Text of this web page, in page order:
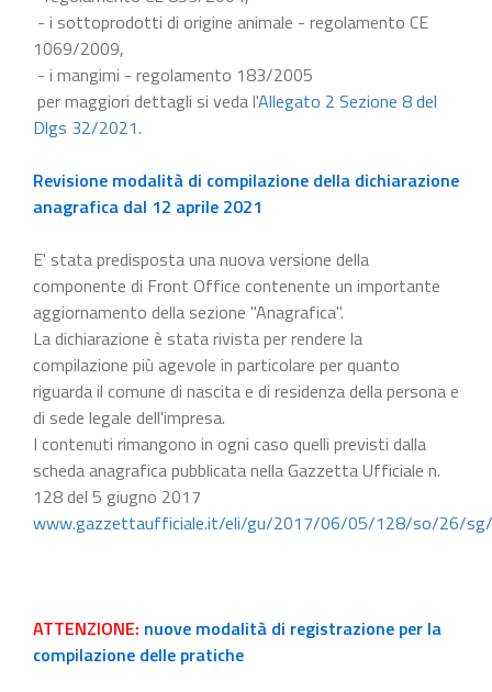
- i sottoprodotti di origine animale - regolamento CE
1069/2009,
- i mangimi - regolamento 183/2005
per maggiori dettagli si veda l'Allegato 2 Sezione 8 del
Dlgs 32/2021.
Revisione modalità di compilazione della dichiarazione
anagrafica dal 12 aprile 2021
E' stata predisposta una nuova versione della
componente di Front Office contenente un importante
aggiornamento della sezione "Anagrafica".
La dichiarazione è stata rivista per rendere la
compilazione più agevole in particolare per quanto
riguarda il comune di nascita e di residenza della persona e
di sede legale dell'impresa.
I contenuti rimangono in ogni caso quelli previsti dalla
scheda anagrafica pubblicata nella Gazzetta Ufficiale n.
128 del 5 giugno 2017
www.gazzettaufficiale.it/eli/gu/2017/06/05/128/so/26/
ATTENZIONE: nuove modalità di registrazione per la
compilazione delle pratiche